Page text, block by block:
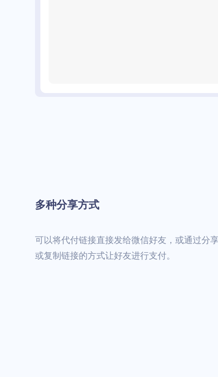
多种分享方式
可以将代付链接直接发给微信好友，或通过分
或复制链接的方式让好友进行支付。